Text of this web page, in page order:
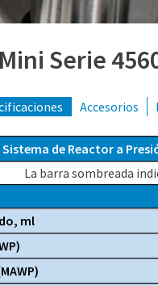
Serie
Accesorios
de Reactor a
La barra sombreada
, ml